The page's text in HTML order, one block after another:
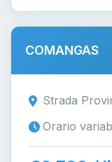
COMANGAS
Strada
Orario